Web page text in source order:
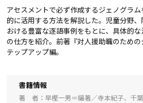
アセスメントで必ず作成するジェノグラ
的に活用する方法を解説した。児童分野
おける豊富な逐語事例をもとに、具体的
の仕方を紹介。前著『対人援助職のため
テップアップ編。
書籍情報
著 者
早樫一男＝編著／寺本紀子、千